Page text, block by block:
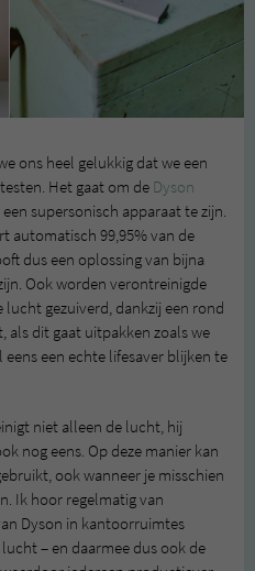
ons heel gelukkig dat we een
Het gaat om de Dyson
supersonisch apparaat te zijn.
automatisch 99,95% van de
dus een oplossing van bijna
Ook worden verontreinigde
gezuiverd, dankzij een rond
als dit gaat uitpakken zoals we
een echte lifesaver blijken te
niet alleen de lucht, hij
nog eens. Op deze manier kan
ook wanneer je misschien
Ik hoor regelmatig van
Dyson in kantoorruimtes
– en daarmee dus ook de